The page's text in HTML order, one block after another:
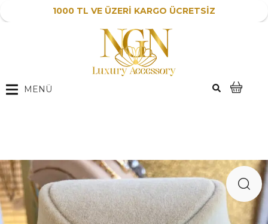
1000 TL VE ÜZERİ KARGO ÜCRETSİZ
MENÜ